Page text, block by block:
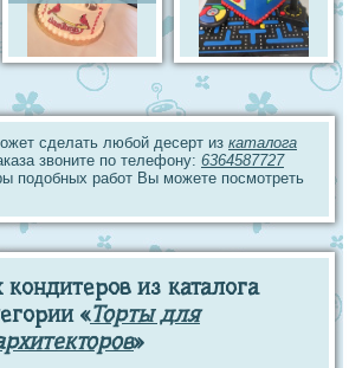
сделать любой десерт из каталога
звоните по телефону: 6364587727
подобных работ Вы можете посмотреть
из каталога
«Торты для
»